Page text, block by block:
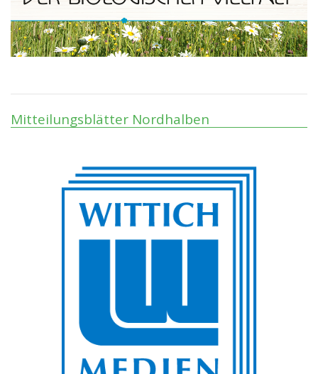
Mitteilungsblätter Nordhalben